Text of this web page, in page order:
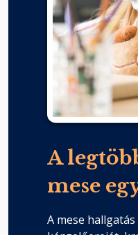
A
mese
A mese